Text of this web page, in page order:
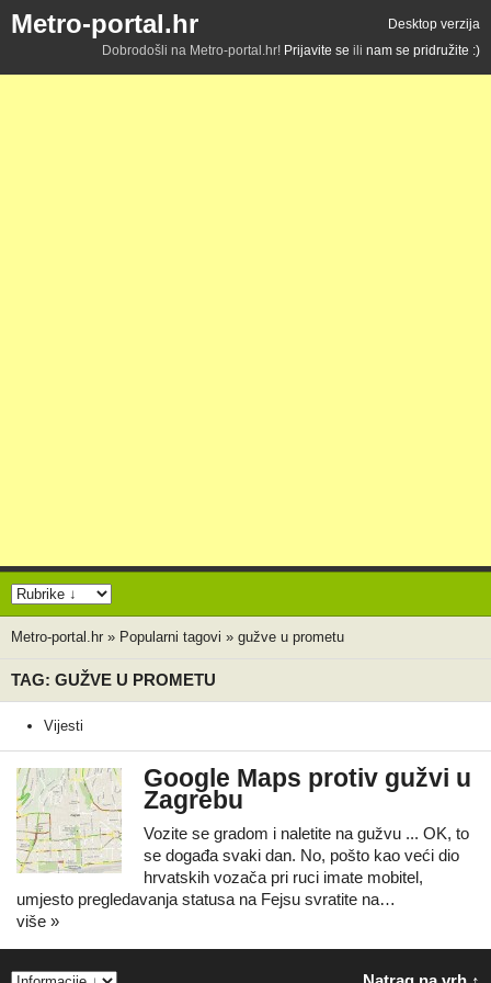
Metro-portal.hr
Desktop verzija
Dobrodošli na Metro-portal.hr! Prijavite se ili nam se pridružite :)
Metro-portal.hr » Popularni tagovi » gužve u prometu
TAG: GUŽVE U PROMETU
Vijesti
Google Maps protiv gužvi u
Zagrebu
Vozite se gradom i naletite na gužvu ... OK, to
se događa svaki dan. No, pošto kao veći dio
hrvatskih vozača pri ruci imate mobitel,
umjesto pregledavanja statusa na Fejsu svratite na…
više »